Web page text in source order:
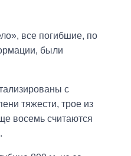
все погибшие, по
были
с
тяжести, трое из
восемь считаются